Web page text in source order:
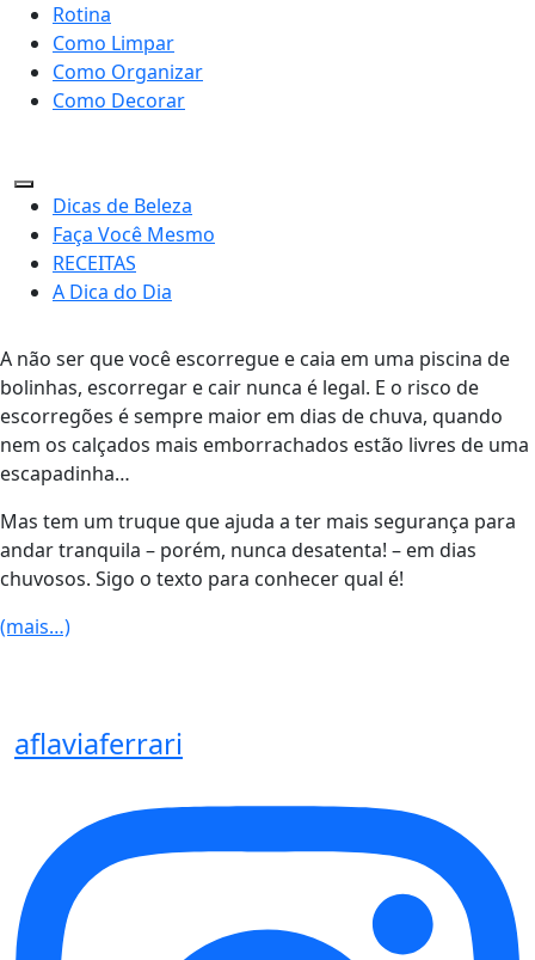
Rotina
Como Limpar
Como Organizar
Como Decorar
Dicas de Beleza
Faça Você Mesmo
RECEITAS
A Dica do Dia
A não ser que você escorregue e caia em uma piscina de
bolinhas, escorregar e cair nunca é legal. E o risco de
escorregões é sempre maior em dias de chuva, quando
nem os calçados mais emborrachados estão livres de uma
escapadinha…
Mas tem um truque que ajuda a ter mais segurança para
andar tranquila – porém, nunca desatenta! – em dias
chuvosos. Sigo o texto para conhecer qual é!
(mais…)
aflaviaferrari